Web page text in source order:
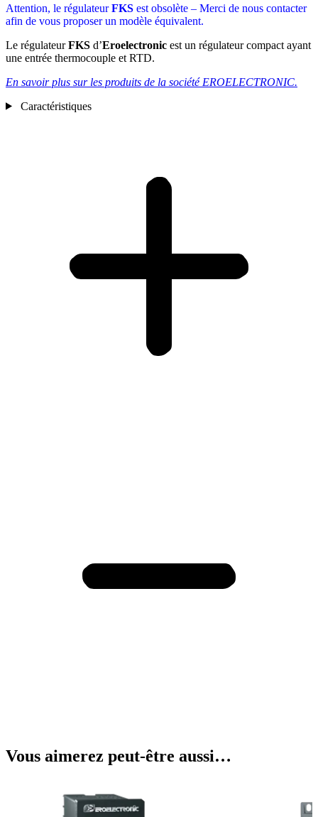
Attention, le régulateurFKS est obsolète – Merci de nous contacter
afin de vous proposer un modèle équivalent.
Le régulateurFKS d’Eroelectronic est un régulateur compact ayant
une entrée thermocouple et RTD.
En savoir plus sur les produits de la société EROELECTRONIC.
Caractéristiques
Vous aimerez peut-être aussi…